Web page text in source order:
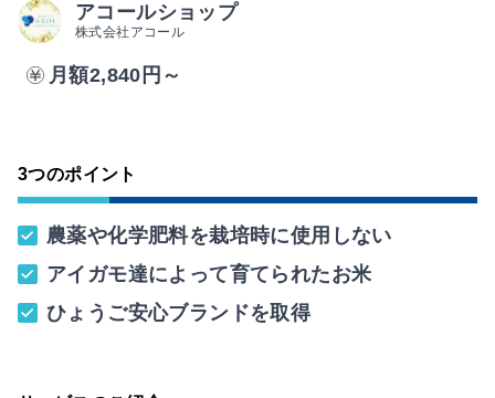
アコールショップ
株式会社アコール
月額2,840円～
3つのポイント
農薬や化学肥料を栽培時に使用しない
アイガモ達によって育てられたお米
ひょうご安心ブランドを取得